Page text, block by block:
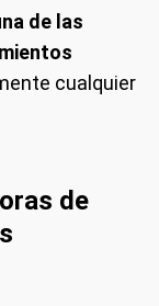
de las
cualquier
de